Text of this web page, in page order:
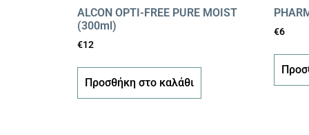
ALCON OPTI-FREE PURE MOIST
(300ml)
€12
Προσθήκη στο καλάθι
€6